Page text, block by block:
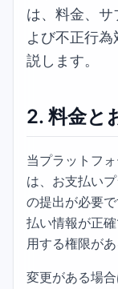
は、料金、
よび不正行
説します。
2. 料金と
当プラットフ
は、お支払い
の提出が必要
払い情報が正
用する権限が
変更がある場合